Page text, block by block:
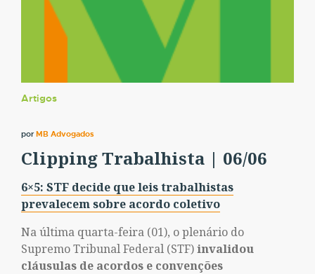
Artigos
porMB Advogados
Clipping Trabalhista | 06/06
6×5: STF decide que leis trabalhistas
prevalecem sobre acordo coletivo
Na última quarta-feira (01), o plenário do
Supremo Tribunal Federal (STF)invalidou
cláusulas de acordos e convenções